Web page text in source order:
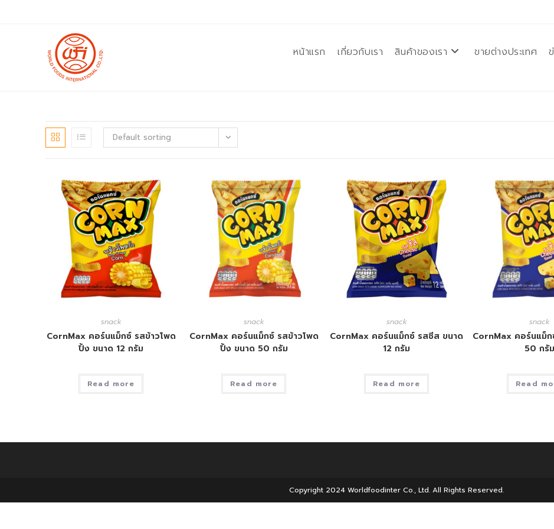
หน้าแรก เกี่ยวกับเรา สินค้าของเรา ขายต่างประเทศ
Default sorting
snack
CornMax คอร์นแม็กซ์ รสข้าวโพด
ปิ้ง ขนาด 12 กรัม
Read more
snack
CornMax คอร์นแม็กซ์ รสข้าวโพด
ปิ้ง ขนาด 50 กรัม
Read more
snack
CornMax คอร์นแม็กซ์ รสชีส ขนาด
12 กรัม
Read more
snack
CornMax คอร์นแม็
50 กรัม
Read
Copyright 2024 Worldfoodinter Co., Ltd. All Rights Reserved.